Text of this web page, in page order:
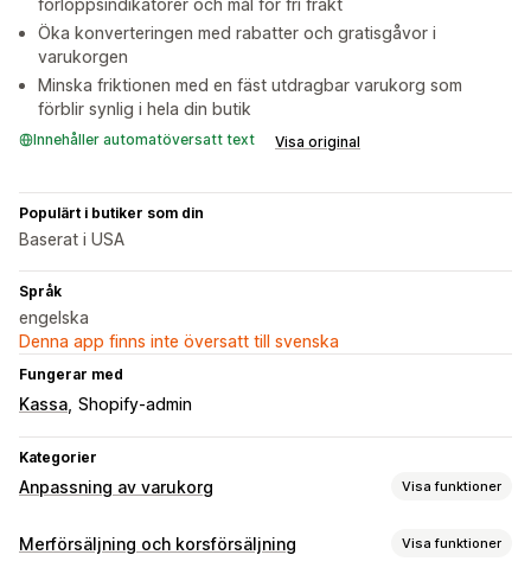
förloppsindikatorer och mål för fri frakt
Öka konverteringen med rabatter och gratisgåvor i
varukorgen
Minska friktionen med en fäst utdragbar varukorg som
förblir synlig i hela din butik
Innehåller automatöversatt text Visa original
Populärt i butiker som din
Baserat i USA
Språk
engelska
Denna app finns inte översatt till svenska
Fungerar med
Kassa Shopify-admin
Kategorier
Anpassning av varukorg Visa funktioner
Varukorgsvisning
Merförsäljning och korsförsäljning Visa funktioner